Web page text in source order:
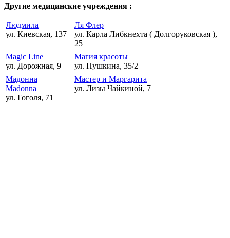
Другие медицинские учреждения :
Людмила
ул. Киевская, 137
Ля Флер
ул. Карла Либкнехта ( Долгоруковская ),
25
Мagic Line
ул. Дорожная, 9
Магия красоты
ул. Пушкина, 35/2
Мадонна
Madonna
ул. Гоголя, 71
Мастер и Маргарита
ул. Лизы Чайкиной, 7